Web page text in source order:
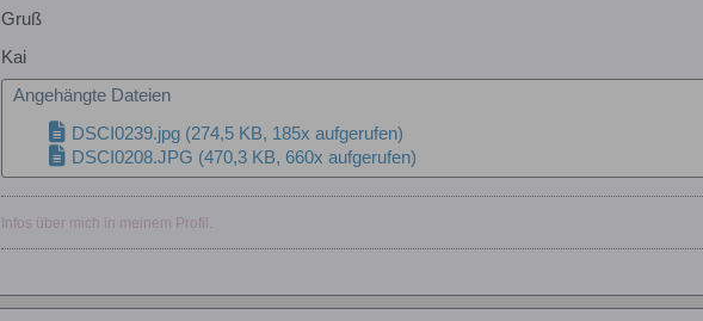
Gruß
Kai
Angehängte Dateien
DSCI0239.jpg (274,5 KB, 185x aufgerufen)
DSCI0208.JPG (470,3 KB, 660x aufgerufen)
Infos über mich in meinem Profil.